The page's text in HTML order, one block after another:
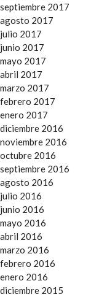
septiembre 2017
agosto 2017
julio 2017
junio 2017
mayo 2017
abril 2017
marzo 2017
febrero 2017
enero 2017
diciembre 2016
noviembre 2016
octubre 2016
septiembre 2016
agosto 2016
julio 2016
junio 2016
mayo 2016
abril 2016
marzo 2016
febrero 2016
enero 2016
diciembre 2015